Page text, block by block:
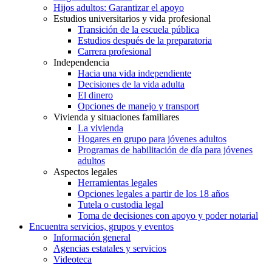
Hijos adultos: Garantizar el apoyo
Estudios universitarios y vida profesional
Transición de la escuela pública
Estudios después de la preparatoria
Carrera profesional
Independencia
Hacia una vida independiente
Decisiones de la vida adulta
El dinero
Opciones de manejo y transport
Vivienda y situaciones familiares
La vivienda
Hogares en grupo para jóvenes adultos
Programas de habilitación de día para jóvenes
adultos
Aspectos legales
Herramientas legales
Opciones legales a partir de los 18 años
Tutela o custodia legal
Toma de decisiones con apoyo y poder notarial
Encuentra servicios, grupos y eventos
Información general
Agencias estatales y servicios
Videoteca